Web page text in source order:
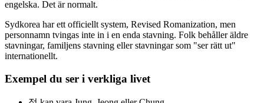
engelska. Det är normalt.
Sydkorea har ett officiellt system, Revised Romanization, men
personnamn tvingas inte in i en enda stavning. Folk behåller äldre
stavningar, familjens stavning eller stavningar som "ser rätt ut"
internationellt.
Exempel du ser i verkliga livet